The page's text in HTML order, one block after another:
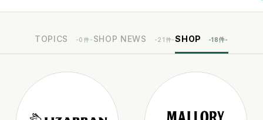
TOPICS -0 件- SHOP NEWS -21 件-SHOP -18件-